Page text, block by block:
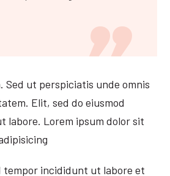
Sed ut perspiciatis unde omnis
Elit, sed do eiusmod
labore. Lorem ipsum dolor sit
tempor incididunt ut labore et